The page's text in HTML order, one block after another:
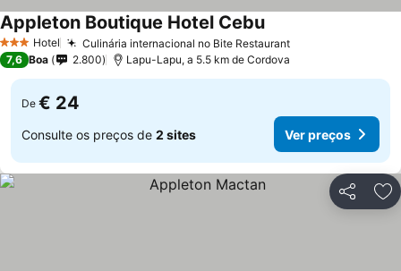
3 EstrelasHotel Culinária internacional no Bite RestaurantVer preços
Appleton Boutique Hotel CebuVer preços
7,6 Boa 2.800 Lapu-Lapu, a 5.5 km de Cordova
De € 24
Consulte os preços de 2 sites Ver preços
Partilhar